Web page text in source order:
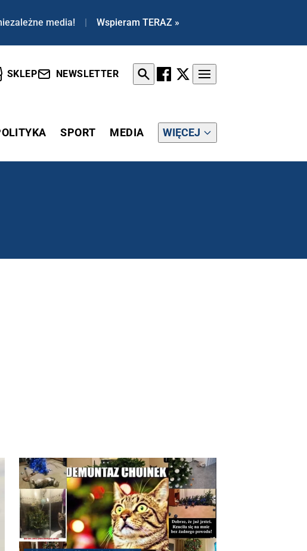
media! | Wspieram TERAZ »
SKLEP NEWSLETTER
SPORT MEDIA WIĘCEJ